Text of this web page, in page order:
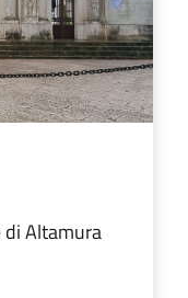
di Altamura